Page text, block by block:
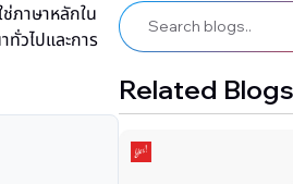
ภาษาหลักใน
วไปและการ
Related Blogs